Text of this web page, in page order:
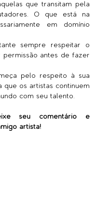
que transitam pela
O que está na
em domínio
sempre respeitar o
antes de fazer
pelo respeito à sua
que os artistas continuem
com seu talento.
seu comentário e
artista!